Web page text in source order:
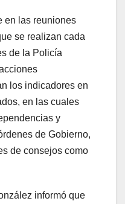
en las reuniones
se realizan cada
de la Policía
los indicadores en
en las cuales
y
de Gobierno,
de consejos como
informó que